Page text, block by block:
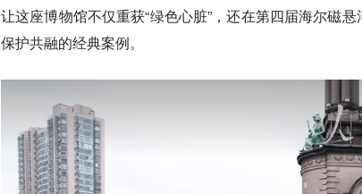
让这座博物馆不仅重获“绿色心脏”，还在第四届海尔磁
保护共融的经典案例。